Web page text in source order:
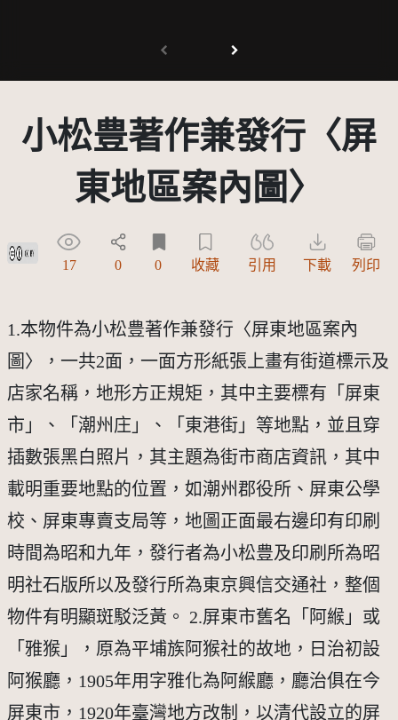
小松豊著作兼發行〈屏
東地區案內圖〉
創用CC姓名標示 3.0 台灣及其後版本(CC BY 3.0 TW +)
17 0 0 收藏 引用 下載 列印
1.本物件為小松豊著作兼發行〈屏東地區案內
圖〉，一共2面，一面方形紙張上畫有街道標示及
店家名稱，地形方正規矩，其中主要標有「屏東
市」、「潮州庄」、「東港街」等地點，並且穿
插數張黑白照片，其主題為街市商店資訊，其中
載明重要地點的位置，如潮州郡役所、屏東公學
校、屏東專賣支局等，地圖正面最右邊印有印刷
時間為昭和九年，發行者為小松豊及印刷所為昭
明社石版所以及發行所為東京興信交通社，整個
物件有明顯斑駁泛黃。 2.屏東市舊名「阿緱」或
「雅猴」，原為平埔族阿猴社的故地，日治初設
阿猴廳，1905年用字雅化為阿緱廳，廳治俱在今
屏東市，1920年臺灣地方改制，以清代設立的屏